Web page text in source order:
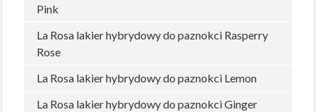
Pink
La Rosa lakier hybrydowy do paznokci Rasperry
Rose
La Rosa lakier hybrydowy do paznokci Lemon
La Rosa lakier hybrydowy do paznokci Ginger